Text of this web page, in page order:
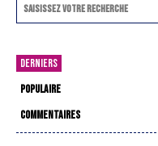
DERNIERS
POPULAIRE
COMMENTAIRES